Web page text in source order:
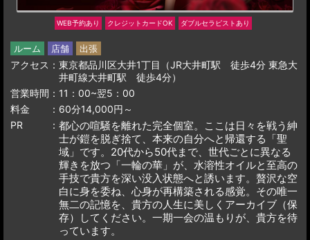
WEB予約あり クレジットカードOK ダブルセラピストあり
ルーム 店舗 出張
アクセス
東京都品川区大井1丁目（JR大井町駅 徒歩4分 東急大
井町線大井町駅 徒歩4分）
営業時間
11：00~翌5：00
料金
60分14,000円～
PR
都心の喧騒を離れた完全個室。ここは日々を戦う紳
士が鎧を脱ぎ捨て、本来の自分へと帰還する「聖
域」です。20代から50代まで、世代ごとに異なる
輝きを放つ「一輪の華」が、水溶性オイルと至高の
手技で貴方を深い没入状態へと誘います。贅沢な空
白に身を委ね、心身が再構築される感覚。その唯一
無二の記憶を、貴方の人生に美しくアーカイブ（保
存）してください。一期一会の温もりが、貴方を待
っています。